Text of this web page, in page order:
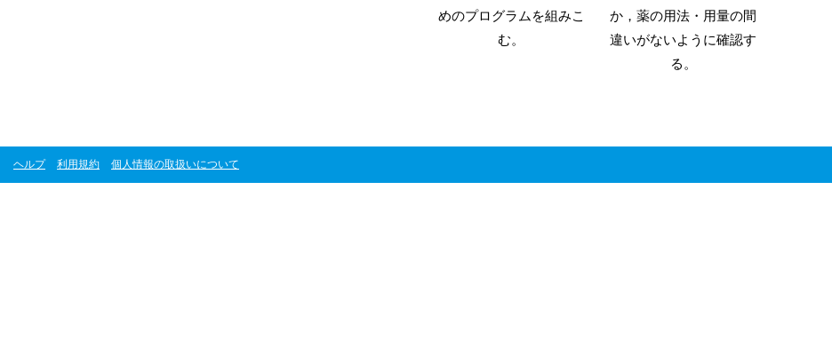
めのプログラムを組みこ
む。
か，薬の用法・用量の間
違いがないように確認す
る。
ヘルプ 利用規約 個人情報の取扱いについて